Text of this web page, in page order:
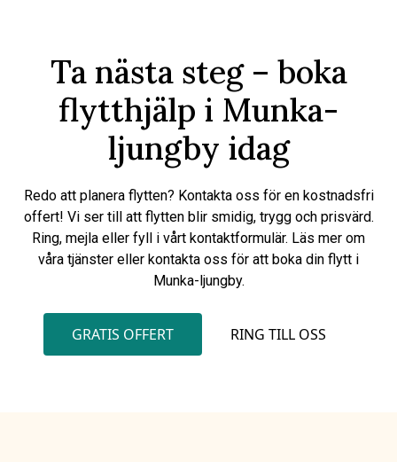
Ta nästa steg – boka
flytthjälp i Munka-
ljungby idag
Redo att planera flytten? Kontakta oss för en kostnadsfri
offert! Vi ser till att flytten blir smidig, trygg och prisvärd.
Ring, mejla eller fyll i vårt kontaktformulär. Läs mer om
våra tjänster eller kontakta oss för att boka din flytt i
Munka-ljungby.
GRATIS OFFERT RING TILL OSS